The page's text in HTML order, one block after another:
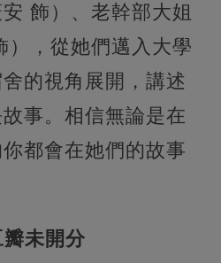
飾）、老幹部大姐
），從她們邁入大學
的視角展開，講述
事。相信無論是在
都會在她們的故事
瓣未開分